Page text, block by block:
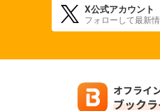
X公式アカウント
フォローして最新